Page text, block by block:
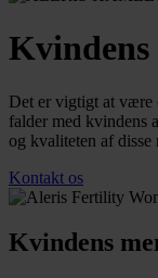
Det er vigtigt at være
falder med kvindens
og kvaliteten af
Kontakt os
Kvindens